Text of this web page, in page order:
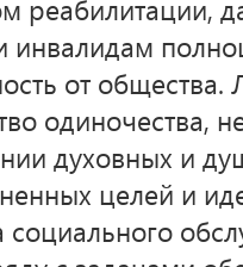
реабилитации,
инвалидам
от
одиночества,
духовных и
целей и